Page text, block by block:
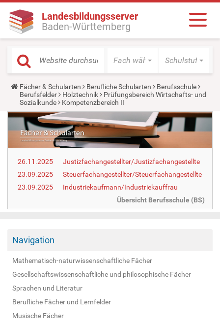
Landesbildungsserver
Baden-Württemberg
Fach wählen Schulstufe
Y
o
u
a
r
h
e
r
:
Fächer & Schularten Berufliche Schularten
Berufsschule
Berufsfelder
Holztechnik
Prüfungsbereich Wirtschafts- und
Sozialkunde
Kompetenzbereich II
26.11.2025
Justizfachangestellter/Justizfachangestellte
23.09.2025
Steuerfachangestellter/Steuerfachangestellte
23.09.2025
Industriekaufmann/Industriekauffrau
Übersicht Berufsschule (BS)
Navigation
Mathematisch-naturwissenschaftliche Fächer
Gesellschaftswissenschaftliche und philosophische Fächer
Sprachen und Literatur
Berufliche Fächer und Lernfelder
Musische Fächer